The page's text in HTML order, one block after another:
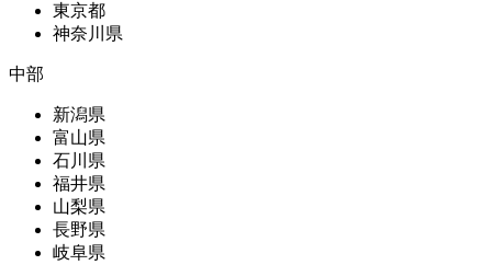
東京都
神奈川県
中部
新潟県
富山県
石川県
福井県
山梨県
長野県
岐阜県